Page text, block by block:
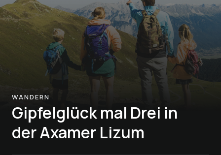
WANDERN
Gipfelglück mal Drei in
der Axamer Lizum